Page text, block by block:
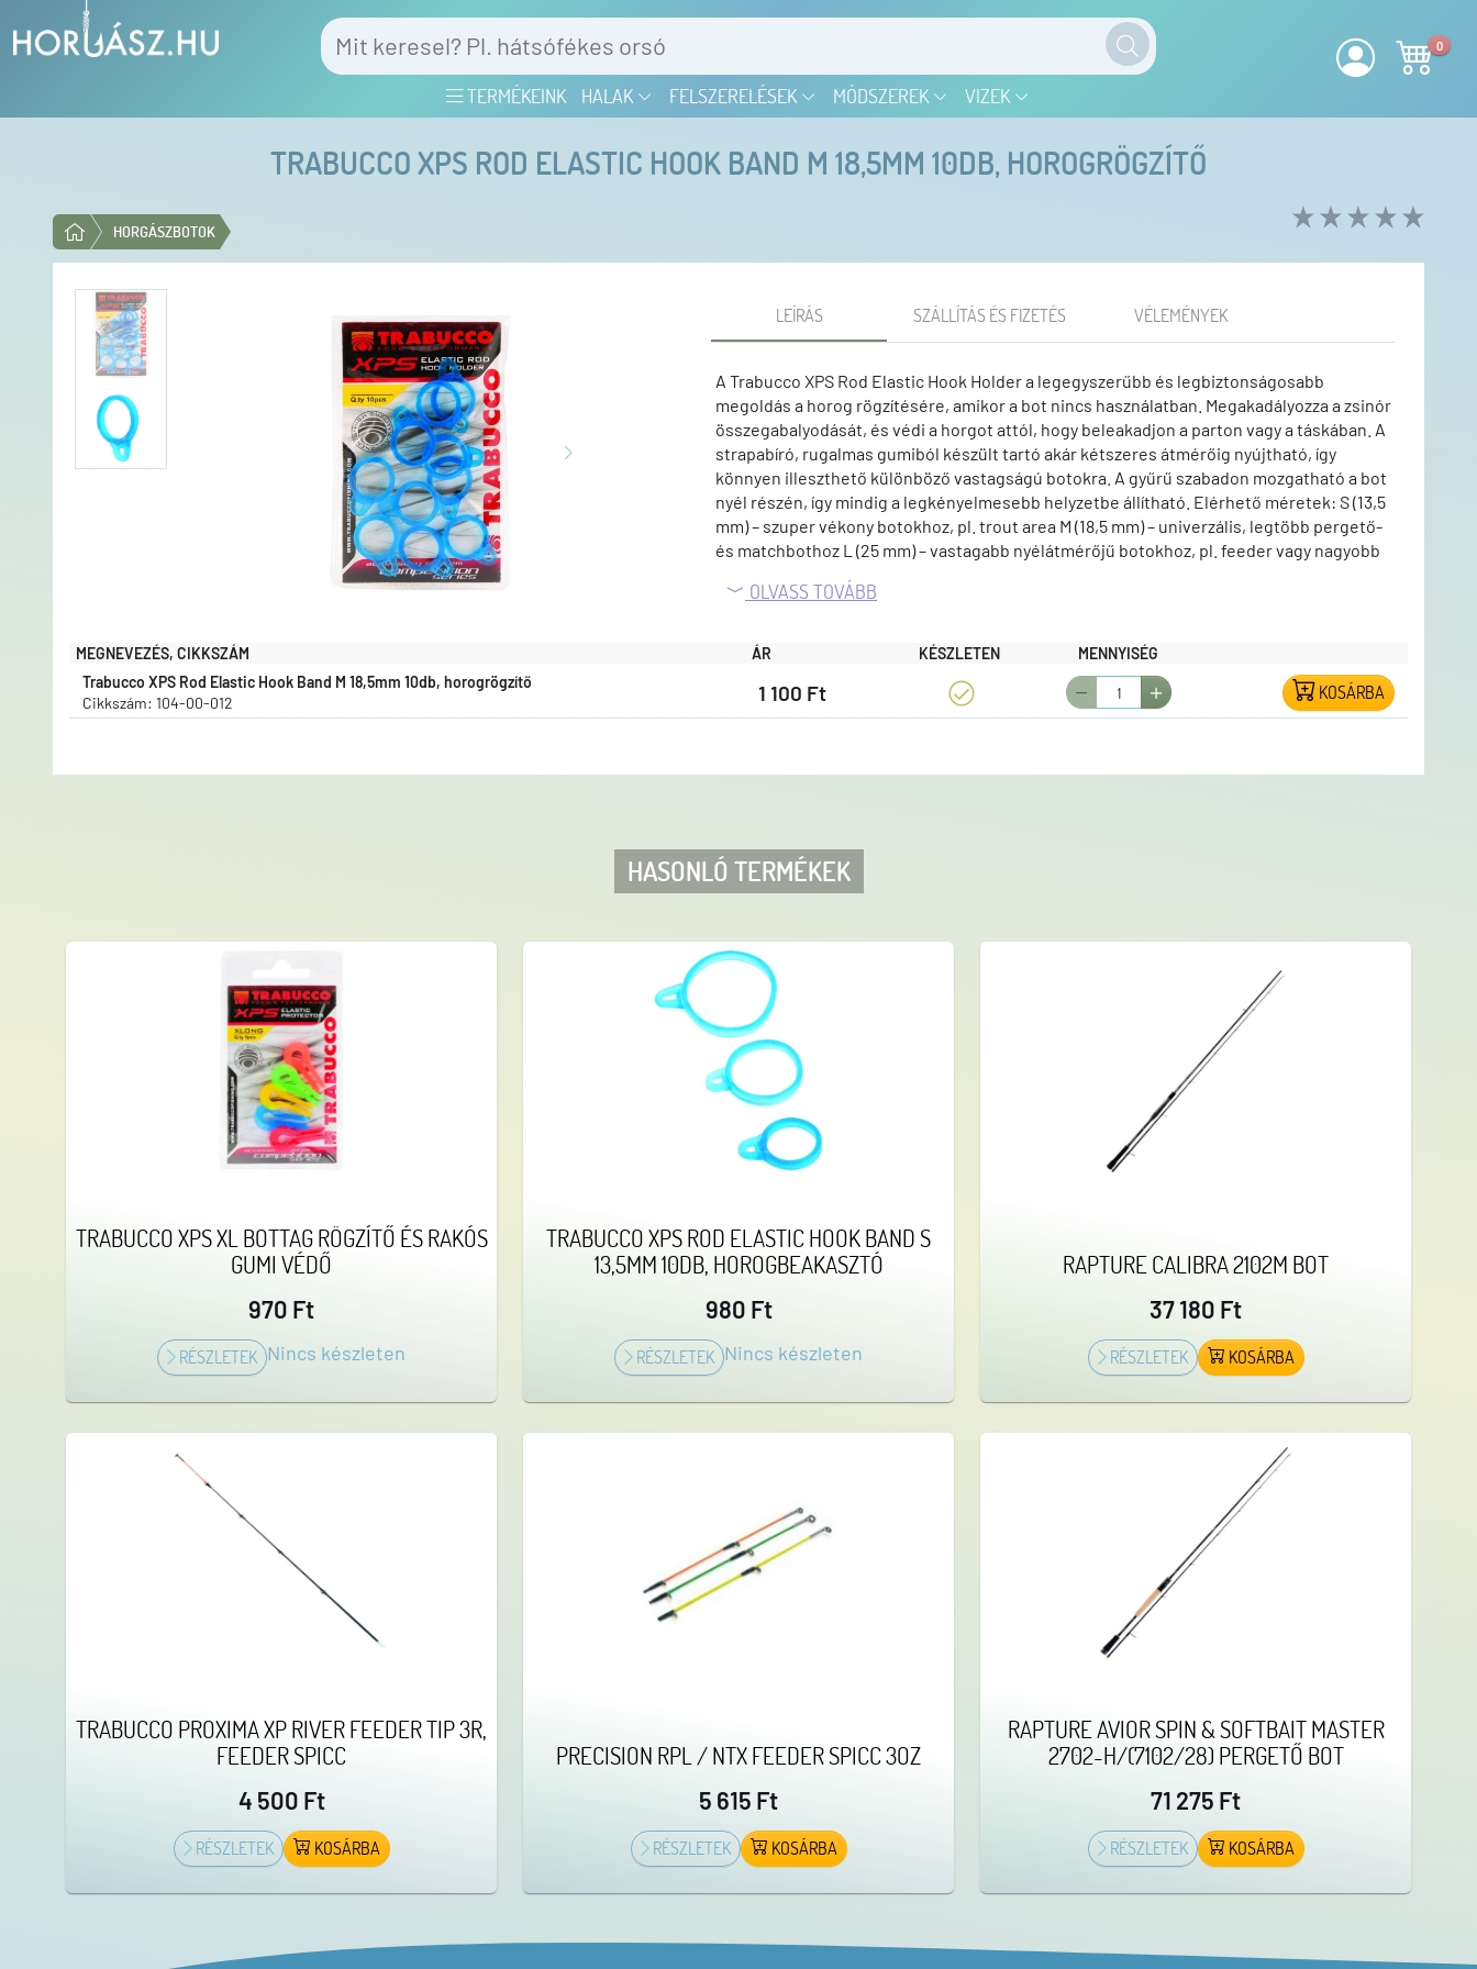
TERMÉKEINK HALAK FELSZERELÉSEK MÓDSZEREK VIZEK
0
TRABUCCO XPS ROD ELASTIC HOOK BAND M 18,5MM 10DB, HOROGRÖGZÍTŐ
HORGÁSZBOTOK
LEÍRÁS SZÁLLÍTÁS ÉS FIZETÉS VÉLEMÉNYEK
A Trabucco XPS Rod Elastic Hook Holder a legegyszerűbb és legbiztonságosabb
megoldás a horog rögzítésére, amikor a bot nincs használatban. Megakadályozza a zsinór
összegabalyodását, és védi a horgot attól, hogy beleakadjon a parton vagy a táskában. A
strapabíró, rugalmas gumiból készült tartó akár kétszeres átmérőig nyújtható, így
könnyen illeszthető különböző vastagságú botokra. A gyűrű szabadon mozgatható a bot
nyél részén, így mindig a legkényelmesebb helyzetbe állítható. Elérhető méretek: S (13,5
mm) – szuper vékony botokhoz, pl. trout area M (18,5 mm) – univerzális, legtöbb pergető-
és matchbothoz L (25 mm) – vastagabb nyélátmérőjű botokhoz, pl. feeder vagy nagyobb
számára kötelező darab, aki rendezetten és biztonságosan szeretné tárolni
OLVASS TOVÁBB
MEGNEVEZÉS, CIKKSZÁM ÁR KÉSZLETEN
MENNYISÉG
Trabucco XPS Rod Elastic Hook Band M 18,5mm 10db, horogrögzítő
Cikkszám: 104-00-012
1 100 Ft KOSÁRBA
HASONLÓ TERMÉKEK
TRABUCCO XPS XL BOTTAG RÖGZÍTŐ ÉS RAKÓS
GUMI VÉDŐ
970 Ft
RÉSZLETEK Nincs készleten
TRABUCCO XPS ROD ELASTIC HOOK BAND S
13,5MM 10DB, HOROGBEAKASZTÓ
980 Ft
RÉSZLETEK Nincs készleten
RAPTURE CALIBRA 2102M BOT
37 180 Ft
RÉSZLETEK KOSÁRBA
TRABUCCO PROXIMA XP RIVER FEEDER TIP 3R,
FEEDER SPICC
4 500 Ft
RÉSZLETEK KOSÁRBA
PRECISION RPL / NTX FEEDER SPICC 3OZ
5 615 Ft
RÉSZLETEK KOSÁRBA
RAPTURE AVIOR SPIN & SOFTBAIT MASTER
2702-H/(7102/28) PERGETŐ BOT
71 275 Ft
RÉSZLETEK KOSÁRBA